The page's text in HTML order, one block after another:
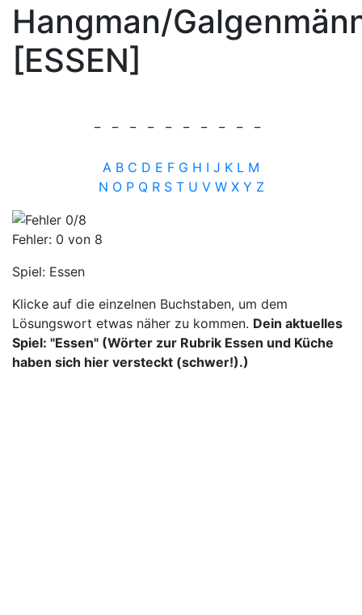
Hangman/
[ESSEN]
A B C D E F G H I J K L M
N O P Q R S T U V W X Y Z
Fehler: 0 von 8
Spiel: Essen
Klicke auf die einzelnen Buchstaben, um dem
Lösungswort etwas näher zu kommen. Dein aktuelles
Spiel: "Essen" (Wörter zur Rubrik Essen und Küche
haben sich hier versteckt (schwer!).)